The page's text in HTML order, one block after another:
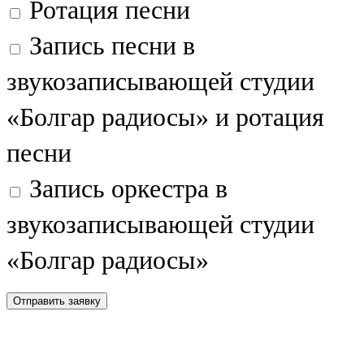
Нурлат
104,7 FM
Олы Әтнә
71,42 FM
Сарман
107,8 FM
Теләче
106,1 FM
Түбән Кама
Ротация песни
Запись песни в
звукозаписывающей студии
«Болгар радиосы» и ротация
песни
Запись оркестра в
звукозаписывающей студии
«Болгар радиосы»